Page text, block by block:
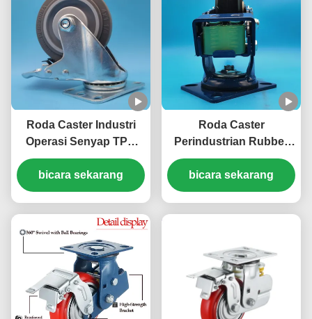
Roda Caster Industri
Operasi Senyap TPR
Sedang Anti Noda
Caster Troli Tugas
Ringan Caster Furnitur
bicara sekarang
Roda Caster
Perindustrian Rubber
Spring Castor Excellent
Non Marking Casters
Swivel Indoor Outdoor
bicara sekarang